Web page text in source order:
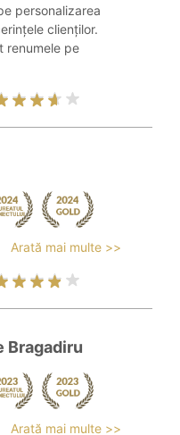
personalizarea
clienților.
renumele pe
Arată mai multe >>
Bragadiru
Arată mai multe >>